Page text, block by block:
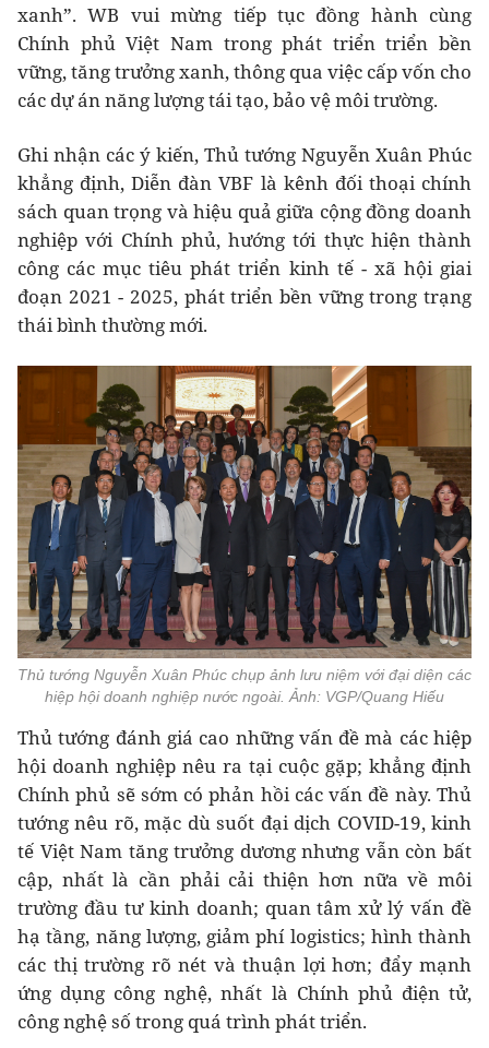
xanh”. WB vui mừng tiếp tục đồng hành cùng
Chính phủ Việt Nam trong phát triển triển bền
vững, tăng trưởng xanh, thông qua việc cấp vốn cho
các dự án năng lượng tái tạo, bảo vệ môi trường.
Ghi nhận các ý kiến, Thủ tướng Nguyễn Xuân Phúc
khẳng định, Diễn đàn VBF là kênh đối thoại chính
sách quan trọng và hiệu quả giữa cộng đồng doanh
nghiệp với Chính phủ, hướng tới thực hiện thành
công các mục tiêu phát triển kinh tế - xã hội giai
đoạn 2021 - 2025, phát triển bền vững trong trạng
thái bình thường mới.
Thủ tướng Nguyễn Xuân Phúc chụp ảnh lưu niệm với đại diện các
hiệp hội doanh nghiệp nước ngoài. Ảnh: VGP/Quang Hiếu
Thủ tướng đánh giá cao những vấn đề mà các hiệp
hội doanh nghiệp nêu ra tại cuộc gặp; khẳng định
Chính phủ sẽ sớm có phản hồi các vấn đề này. Thủ
tướng nêu rõ, mặc dù suốt đại dịch COVID-19, kinh
tế Việt Nam tăng trưởng dương nhưng vẫn còn bất
cập, nhất là cần phải cải thiện hơn nữa về môi
trường đầu tư kinh doanh; quan tâm xử lý vấn đề
hạ tầng, năng lượng, giảm phí logistics; hình thành
các thị trường rõ nét và thuận lợi hơn; đẩy mạnh
ứng dụng công nghệ, nhất là Chính phủ điện tử,
công nghệ số trong quá trình phát triển.